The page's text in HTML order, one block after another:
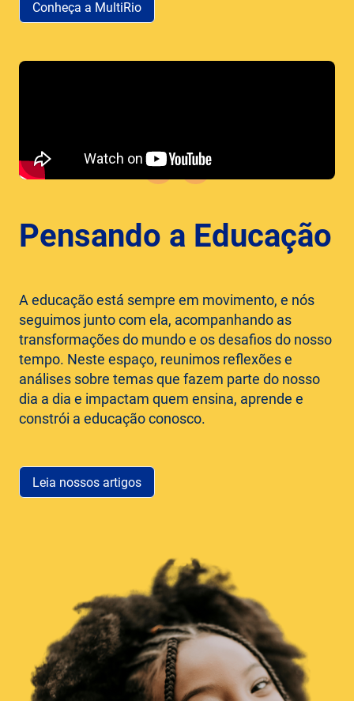
Conheça a MultiRio
Pensando a Educação
A educação está sempre em movimento, e nós
seguimos junto com ela, acompanhando as
transformações do mundo e os desafios do nosso
tempo. Neste espaço, reunimos reflexões e
análises sobre temas que fazem parte do nosso
dia a dia e impactam quem ensina, aprende e
constrói a educação conosco.
Leia nossos artigos